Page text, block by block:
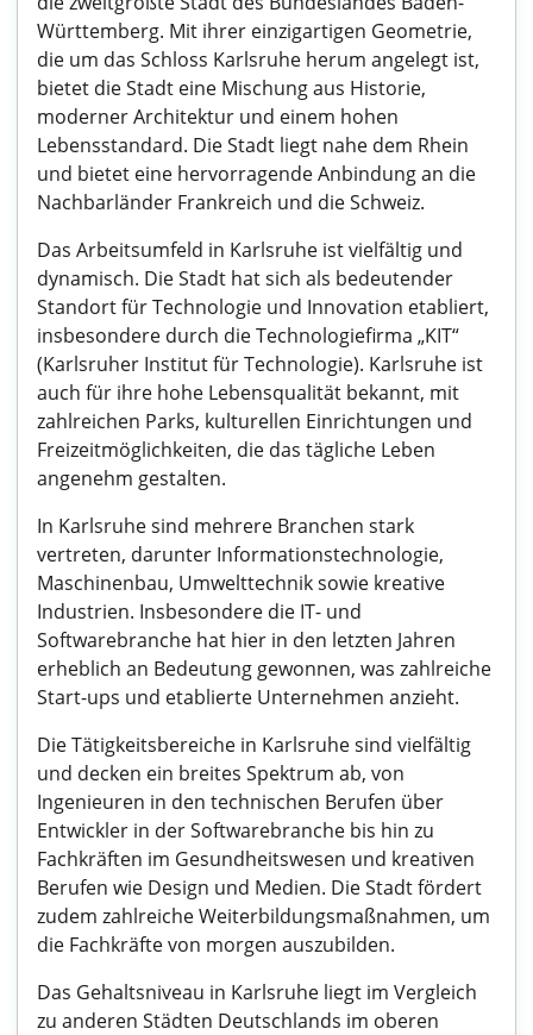
Württemberg. Mit ihrer einzigartigen Geometrie,
die um das Schloss Karlsruhe herum angelegt ist,
bietet die Stadt eine Mischung aus Historie,
moderner Architektur und einem hohen
Lebensstandard. Die Stadt liegt nahe dem Rhein
und bietet eine hervorragende Anbindung an die
Nachbarländer Frankreich und die Schweiz.
Das Arbeitsumfeld in Karlsruhe ist vielfältig und
dynamisch. Die Stadt hat sich als bedeutender
Standort für Technologie und Innovation etabliert,
insbesondere durch die Technologiefirma „KIT“
(Karlsruher Institut für Technologie). Karlsruhe ist
auch für ihre hohe Lebensqualität bekannt, mit
zahlreichen Parks, kulturellen Einrichtungen und
Freizeitmöglichkeiten, die das tägliche Leben
angenehm gestalten.
In Karlsruhe sind mehrere Branchen stark
vertreten, darunter Informationstechnologie,
Maschinenbau, Umwelttechnik sowie kreative
Industrien. Insbesondere die IT- und
Softwarebranche hat hier in den letzten Jahren
erheblich an Bedeutung gewonnen, was zahlreiche
Start-ups und etablierte Unternehmen anzieht.
Die Tätigkeitsbereiche in Karlsruhe sind vielfältig
und decken ein breites Spektrum ab, von
Ingenieuren in den technischen Berufen über
Entwickler in der Softwarebranche bis hin zu
Fachkräften im Gesundheitswesen und kreativen
Berufen wie Design und Medien. Die Stadt fördert
zudem zahlreiche Weiterbildungsmaßnahmen, um
die Fachkräfte von morgen auszubilden.
Das Gehaltsniveau in Karlsruhe liegt im Vergleich
zu anderen Städten Deutschlands im oberen